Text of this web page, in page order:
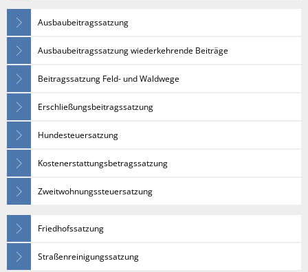
Ausbaubeitragssatzung
Ausbaubeitragssatzung wiederkehrende Beiträge
Beitragssatzung Feld- und Waldwege
Erschließungsbeitragssatzung
Hundesteuersatzung
Kostenerstattungsbetragssatzung
Zweitwohnungssteuersatzung
Friedhofssatzung
Straßenreinigungssatzung